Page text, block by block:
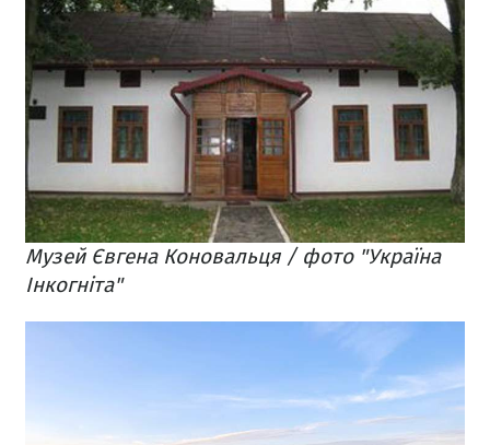
Музей Євгена Коновальця / фото "Україна
Інкогніта"